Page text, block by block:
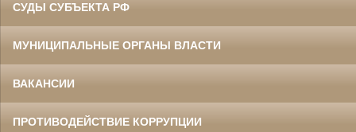
СУДЫ СУБЪЕКТА РФ
МУНИЦИПАЛЬНЫЕ ОРГАНЫ ВЛАСТИ
ВАКАНСИИ
ПРОТИВОДЕЙСТВИЕ КОРРУПЦИИ